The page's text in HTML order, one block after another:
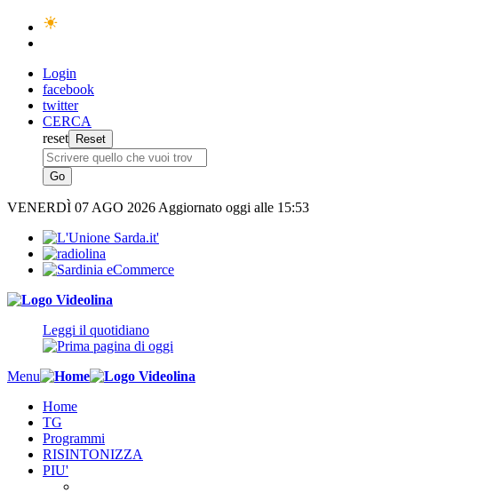
Login
facebook
twitter
CERCA
reset
VENERDÌ 07 AGO 2026 Aggiornato oggi alle 15:53
Leggi il quotidiano
Menu
Home
TG
Programmi
RISINTONIZZA
PIU'